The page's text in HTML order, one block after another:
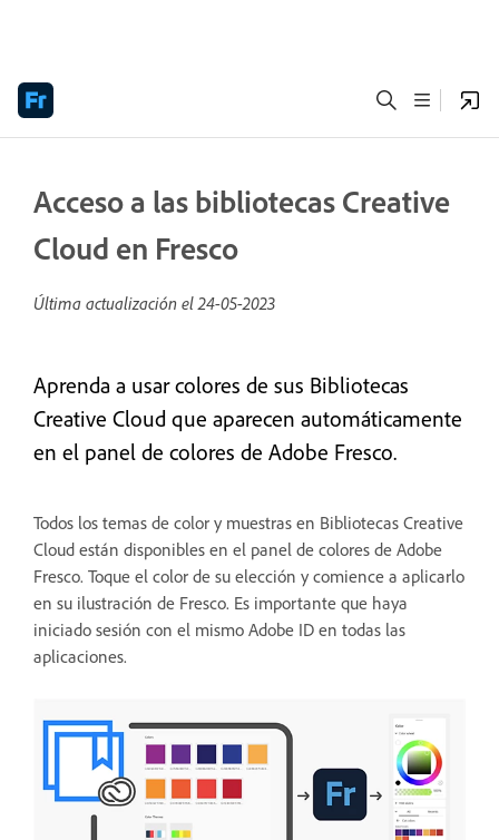
Acceso a las bibliotecas Creative
Cloud en Fresco
Última actualización el24-05-2023
Aprenda a usar colores de sus Bibliotecas
Creative Cloud que aparecen automáticamente
en el panel de colores de Adobe Fresco.
Todos los temas de color y muestras en Bibliotecas Creative
Cloud están disponibles en el panel de colores de Adobe
Fresco. Toque el color de su elección y comience a aplicarlo
en su ilustración de Fresco. Es importante que haya
iniciado sesión con el mismo Adobe ID en todas las
aplicaciones.